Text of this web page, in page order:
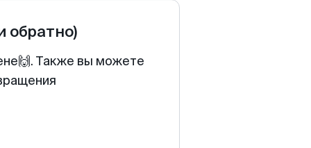
обратно)
Также вы можете